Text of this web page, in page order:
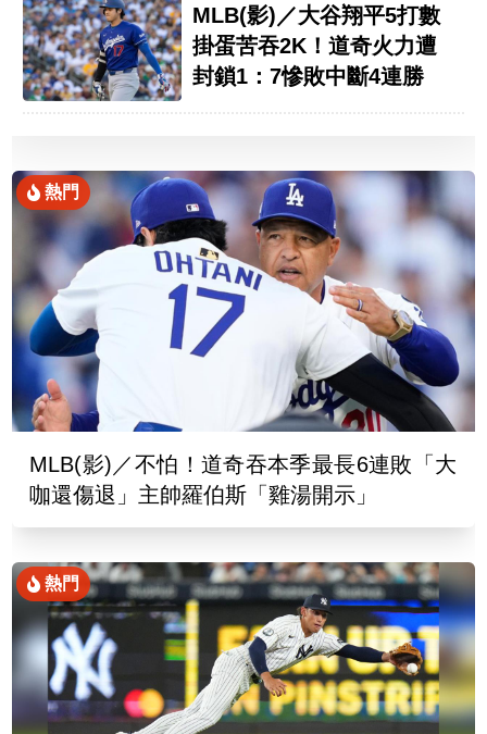
MLB(影)／大谷翔平5打數
掛蛋苦吞2K！道奇火力遭
封鎖1：7慘敗中斷4連勝
熱門
MLB(影)／不怕！道奇吞本季最長6連敗「大
咖還傷退」主帥羅伯斯「雞湯開示」
熱門